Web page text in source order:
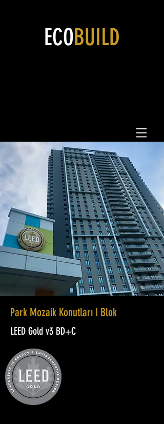
ECOBUILD
Park Mozaik Konutları I Blok
LEED Gold v3 BD+C